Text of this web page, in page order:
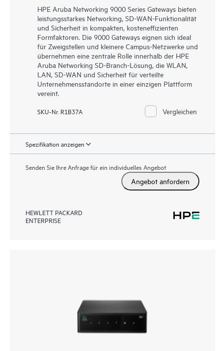
HPE Aruba Networking 9000 Series Gateways bieten
leistungsstarkes Networking, SD-WAN-Funktionalität
und Sicherheit in kompakten, kosteneffizienten
Formfaktoren. Die 9000 Gateways eignen sich ideal
für Zweigstellen und kleinere Campus-Netzwerke und
übernehmen eine zentrale Rolle innerhalb der HPE
Aruba Networking SD-Branch-Lösung, die WLAN,
LAN, SD-WAN und Sicherheit für verteilte
Unternehmensstandorte in einer einzigen Plattform
vereint.
SKU-Nr. R1B37A Vergleichen
Spezifikation anzeigen
Senden Sie Ihre Anfrage für ein individuelles Angebot
Angebot anfordern
HEWLETT PACKARD
ENTERPRISE